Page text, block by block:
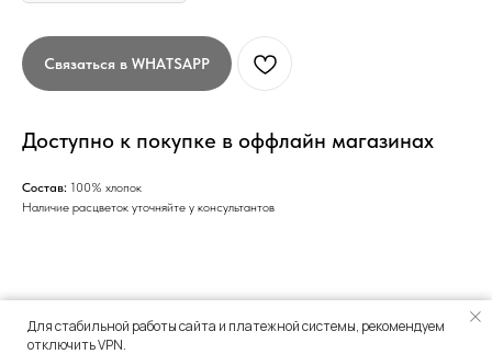
Для стабильной работы сайта и платежной системы, рекомендуем
отключить VPN.
Связаться в WHATSAPP
Доступно к покупке в оффлайн магазинах
Состав: 100% хлопок
Наличие расцветок уточняйте у консультантов